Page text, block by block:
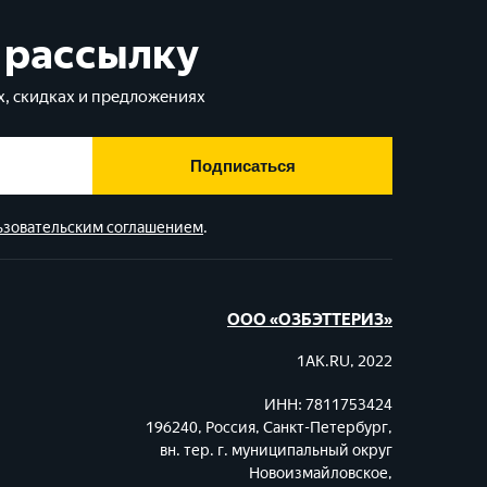
скидках и предложениях
Подписаться
соглашением.
ООО «ОЗБЭТТЕРИЗ»
1AK.RU, 2022
ИНН: 7811753424
196240, Россия, Санкт-Петербург,
вн. тер. г. муниципальный округ
Новоизмайловское,